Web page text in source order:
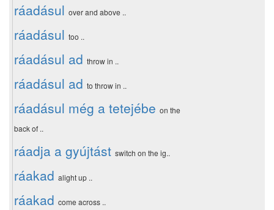
ráadásul over and above ..
ráadásul too ..
ráadásul ad throw in ..
ráadásul ad to throw in ..
ráadásul még a tetejébe on the
back of ..
ráadja a gyújtást switch on the ig..
ráakad alight up ..
ráakad come across ..